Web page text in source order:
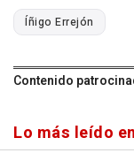
Íñigo Errejón
Contenido
Lo más leído